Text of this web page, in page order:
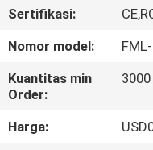
TUR
PABRIK
KONTROL
KUALITAS
Sertifikasi:
Nomor model:
Kuantitas min
Order:
Harga: